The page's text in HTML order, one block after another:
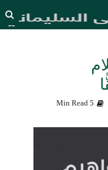
5 Min Read